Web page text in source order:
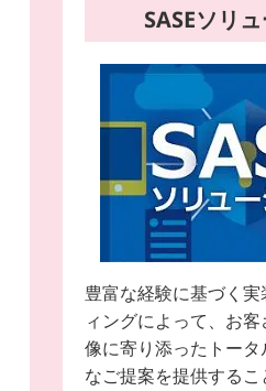
SASEソリ
豊富な経験に基づく
ィングによって、お
像に寄り添ったトー
なご提案を提供するこ